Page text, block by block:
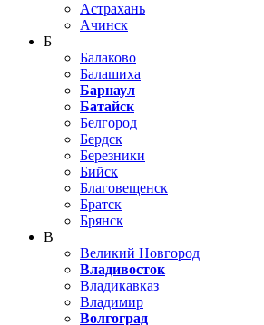
Астрахань
Ачинск
Б
Балаково
Балашиха
Барнаул
Батайск
Белгород
Бердск
Березники
Бийск
Благовещенск
Братск
Брянск
В
Великий Новгород
Владивосток
Владикавказ
Владимир
Волгоград